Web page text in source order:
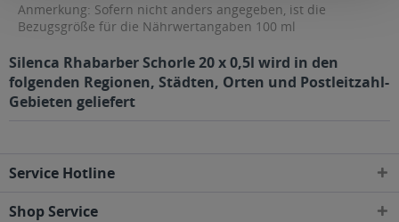
Anmerkung: Sofern nicht anders angegeben, ist die
Bezugsgröße für die Nährwertangaben 100 ml
Silenca Rhabarber Schorle 20 x 0,5l wird in den
folgenden Regionen, Städten, Orten und Postleitzahl-
Gebieten geliefert
Service Hotline
Shop Service